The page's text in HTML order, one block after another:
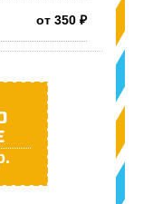
от 350 ₽